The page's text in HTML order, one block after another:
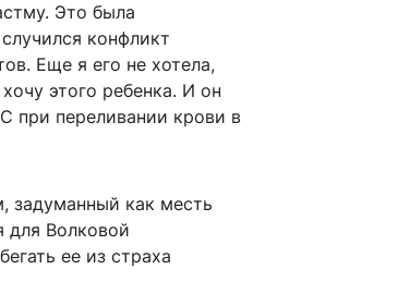
Это была
конфликт
Еще я его не хотела,
этого ребенка. И он
при переливании крови в
задуманный как месть
для Волковой
ее из страха